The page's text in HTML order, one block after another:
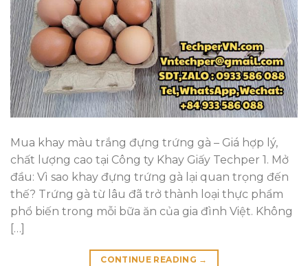
Mua khay màu trắng đựng trứng gà – Giá hợp lý,
chất lượng cao tại Công ty Khay Giấy Techper 1. Mở
đầu: Vì sao khay đựng trứng gà lại quan trọng đến
thế? Trứng gà từ lâu đã trở thành loại thực phẩm
phổ biến trong mỗi bữa ăn của gia đình Việt. Không
[…]
CONTINUE READING →